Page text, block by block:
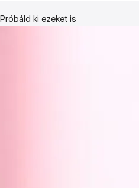
Próbáld ki ezeket is